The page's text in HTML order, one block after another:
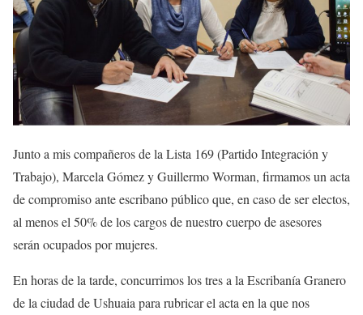
Junto a mis compañeros de la Lista 169 (Partido Integración y
Trabajo), Marcela Gómez y Guillermo Worman, firmamos un acta
de compromiso ante escribano público que, en caso de ser electos,
al menos el 50% de los cargos de nuestro cuerpo de asesores
serán ocupados por mujeres.
En horas de la tarde, concurrimos los tres a la Escribanía Granero
de la ciudad de Ushuaia para rubricar el acta en la que nos